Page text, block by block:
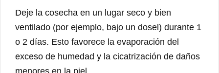
Deje la cosecha en un lugar seco y bien
ventilado (por ejemplo, bajo un dosel) durante 1
o 2 días. Esto favorece la evaporación del
exceso de humedad y la cicatrización de daños